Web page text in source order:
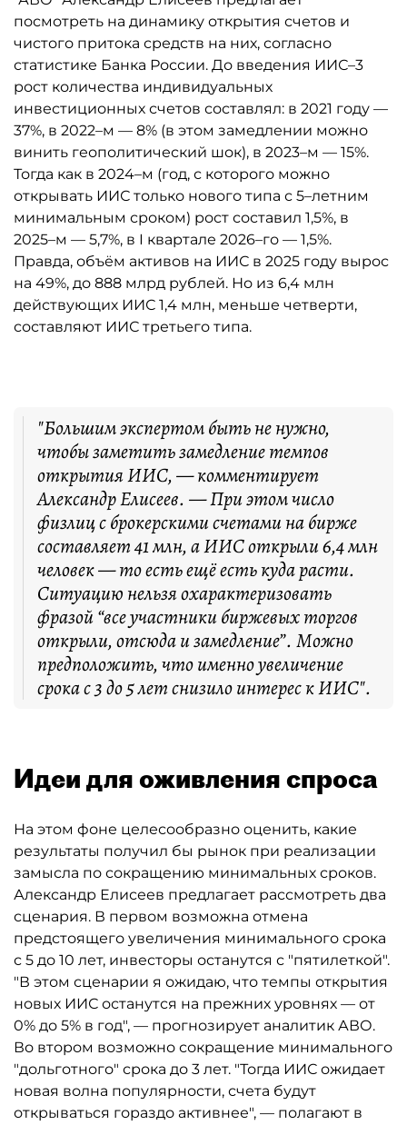
посмотреть на динамику открытия счетов и
чистого притока средств на них, согласно
статистике Банка России. До введения ИИС–3
рост количества индивидуальных
инвестиционных счетов составлял: в 2021 году —
37%, в 2022–м — 8% (в этом замедлении можно
винить геополитический шок), в 2023–м — 15%.
Тогда как в 2024–м (год, с которого можно
открывать ИИС только нового типа с 5–летним
минимальным сроком) рост составил 1,5%, в
2025–м — 5,7%, в I квартале 2026–го — 1,5%.
Правда, объём активов на ИИС в 2025 году вырос
на 49%, до 888 млрд рублей. Но из 6,4 млн
действующих ИИС 1,4 млн, меньше четверти,
составляют ИИС третьего типа.
"Большим экспертом быть не нужно,
чтобы заметить замедление темпов
открытия ИИС, — комментирует
Александр Елисеев. — При этом число
физлиц с брокерскими счетами на бирже
составляет 41 млн, а ИИС открыли 6,4 млн
человек — то есть ещё есть куда расти.
Ситуацию нельзя охарактеризовать
фразой “все участники биржевых торгов
открыли, отсюда и замедление”. Можно
предположить, что именно увеличение
срока с 3 до 5 лет снизило интерес к ИИС".
Идеи для оживления спроса
На этом фоне целесообразно оценить, какие
результаты получил бы рынок при реализации
замысла по сокращению минимальных сроков.
Александр Елисеев предлагает рассмотреть два
сценария. В первом возможна отмена
предстоящего увеличения минимального срока
с 5 до 10 лет, инвесторы останутся с "пятилеткой".
"В этом сценарии я ожидаю, что темпы открытия
новых ИИС останутся на прежних уровнях — от
0% до 5% в год", — прогнозирует аналитик АВО.
Во втором возможно сокращение минимального
"дольготного" срока до 3 лет. "Тогда ИИС ожидает
новая волна популярности, счета будут
открываться гораздо активнее", — полагают в